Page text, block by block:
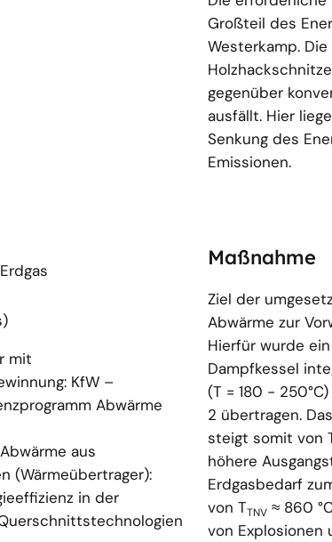
Großteil des
Westerkamp.
gegenüber
ausfällt. Hier
Senkung des
Emissionen.
mit
KfW –
Abwärme
aus
(Wärmeübertrager):
in der
Maßnahme
Ziel der
Abwärme zur
Hierfür wurde
Dampfkessel
(T = 180 -
2 übertragen.
steigt somit von
höhere
Erdgasbedarf
von TTNV ≈ 860
von Explosionen